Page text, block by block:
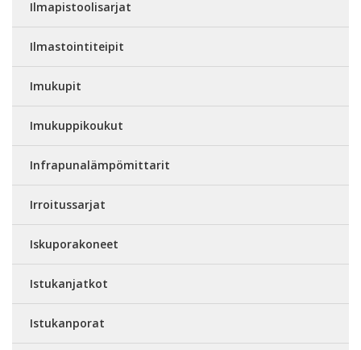
Ilmapistoolisarjat
Ilmastointiteipit
Imukupit
Imukuppikoukut
Infrapunalämpömittarit
Irroitussarjat
Iskuporakoneet
Istukanjatkot
Istukanporat